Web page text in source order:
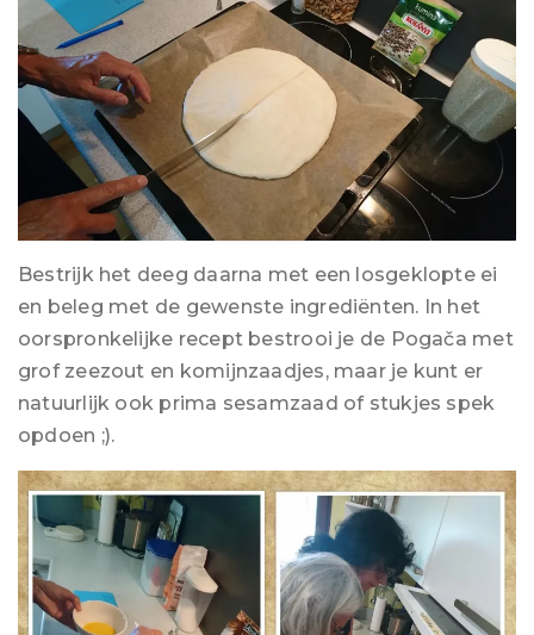
Bestrijk het deeg daarna met een losgeklopte ei
en beleg met de gewenste ingrediënten. In het
oorspronkelijke recept bestrooi je de Pogača met
grof zeezout en komijnzaadjes, maar je kunt er
natuurlijk ook prima sesamzaad of stukjes spek
opdoen ;).